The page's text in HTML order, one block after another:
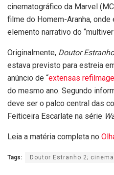
cinematográfico da Marvel
filme do Homem-Aranha,
elemento narrativo do
Originalmente, Doutor
estava previsto para estreia
anúncio de “extensas
do mesmo ano. Segundo
deve ser o palco central das
Feiticeira Escarlate na série
Leia a matéria completa no
Tags: Doutor Estranho 2;